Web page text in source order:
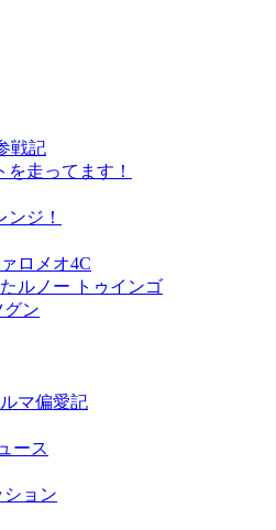
戦記
走ってます！
ジ！
ロメオ4C
ルノー トゥインゴ
グン
マ偏愛記
ース
ョン